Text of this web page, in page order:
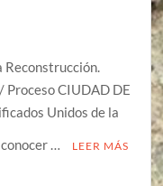
Reconstrucción.
Proceso CIUDAD DE
Unidos de la
…
LEER MÁS